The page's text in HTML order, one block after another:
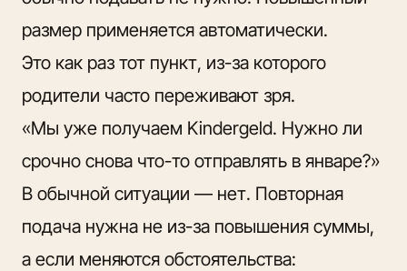
размер применяется автоматически.
Это как раз тот пункт, из-за которого
родители часто переживают зря.
«Мы уже получаем Kindergeld. Нужно ли
срочно снова что-то отправлять в январе?»
В обычной ситуации — нет. Повторная
подача нужна не из-за повышения суммы,
а если меняются обстоятельства: